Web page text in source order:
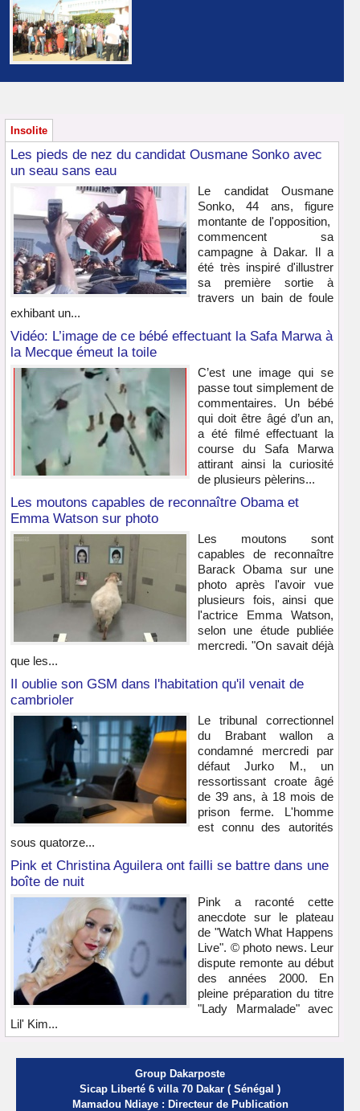
Insolite
Les pieds de nez du candidat Ousmane Sonko avec
un seau sans eau
Le candidat Ousmane
Sonko, 44 ans, figure
montante de l'opposition,
commencent sa
campagne à Dakar. Il a
été très inspiré d'illustrer
sa première sortie à
travers un bain de foule
exhibant un...
Vidéo: L’image de ce bébé effectuant la Safa Marwa à
la Mecque émeut la toile
C’est une image qui se
passe tout simplement de
commentaires. Un bébé
qui doit être âgé d’un an,
a été filmé effectuant la
course du Safa Marwa
attirant ainsi la curiosité
de plusieurs pèlerins...
Les moutons capables de reconnaître Obama et
Emma Watson sur photo
Les moutons sont
capables de reconnaître
Barack Obama sur une
photo après l'avoir vue
plusieurs fois, ainsi que
l'actrice Emma Watson,
selon une étude publiée
mercredi. "On savait déjà
que les...
Il oublie son GSM dans l'habitation qu'il venait de
cambrioler
Le tribunal correctionnel
du Brabant wallon a
condamné mercredi par
défaut Jurko M., un
ressortissant croate âgé
de 39 ans, à 18 mois de
prison ferme. L'homme
est connu des autorités
sous quatorze...
Pink et Christina Aguilera ont failli se battre dans une
boîte de nuit
Pink a raconté cette
anecdote sur le plateau
de "Watch What Happens
Live". © photo news. Leur
dispute remonte au début
des années 2000. En
pleine préparation du titre
"Lady Marmalade" avec
Lil' Kim...
Group Dakarposte
Sicap Liberté 6 villa 70 Dakar ( Sénégal )
Mamadou Ndiaye : Directeur de Publication